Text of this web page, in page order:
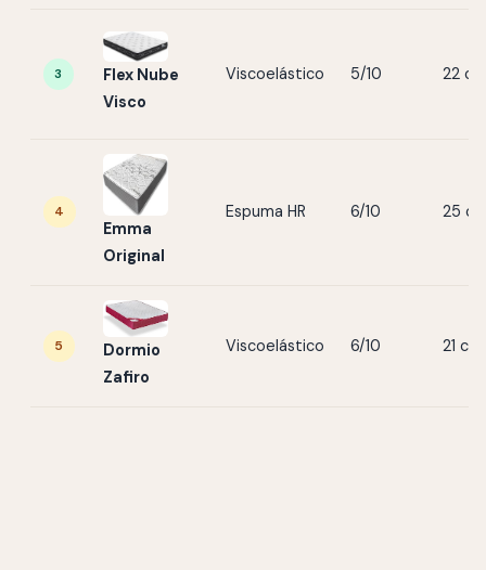
3
Flex Nube
Visco
Viscoelástico 5/10 22 cm
4
Emma
Original
Espuma HR 6/10 25
5
Dormio
Zafiro
Viscoelástico 6/10 21 cm